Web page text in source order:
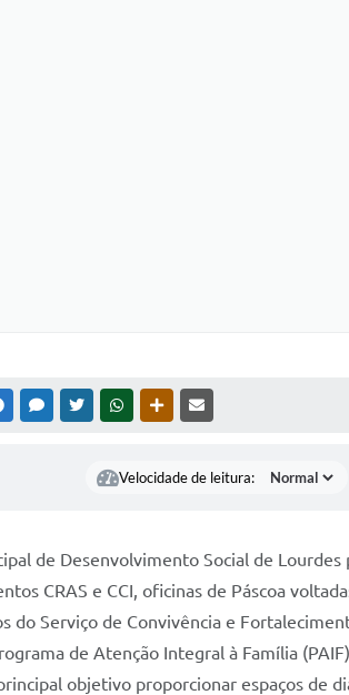
FACEBOOKMESSENGER
TWITTERWHATSAPPOUTRAS MÍDIAS
Velocidade de leitura:
de Desenvolvimento Social de Lourdes
CRAS e CCI, oficinas de Páscoa
do Serviço de Convivência e
de Atenção Integral à Família
objetivo proporcionar espaços de